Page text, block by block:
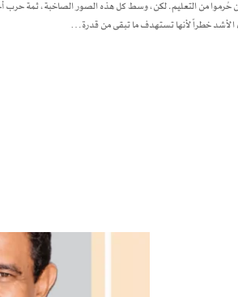
حُرموا من التعليم. لكن، وسط كل هذه الصور الصاخبة، ثمة
الأشد خطراً لأنها تستهدف ما تبقى من قدرة…